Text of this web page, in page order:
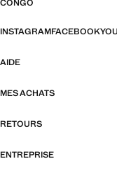
CONGO
INSTAGRAMFACEBOOK
AIDE
MES ACHATS
RETOURS
ENTREPRISE